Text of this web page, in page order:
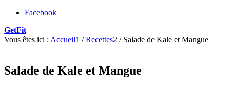
Facebook
GetFit
Vous êtes ici : Accueil1 / Recettes2 / Salade de Kale et Mangue
Salade de Kale et Mangue